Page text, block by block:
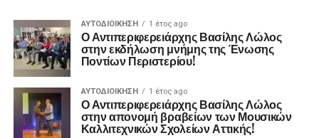
ΑΥΤΟΔΙΟΊΚΗΣΗ 1 έτος ago
Ο Αντιπεριφερειάρχης Βασίλης Λώλος
στην εκδήλωση μνήμης της Ένωσης
Ποντίων Περιστερίου!
ΑΥΤΟΔΙΟΊΚΗΣΗ 1 έτος ago
Ο Αντιπεριφερειάρχης Βασίλης Λώλος
στην απονομή βραβείων των Μουσικών
Καλλιτεχνικών Σχολείων Αττικής!